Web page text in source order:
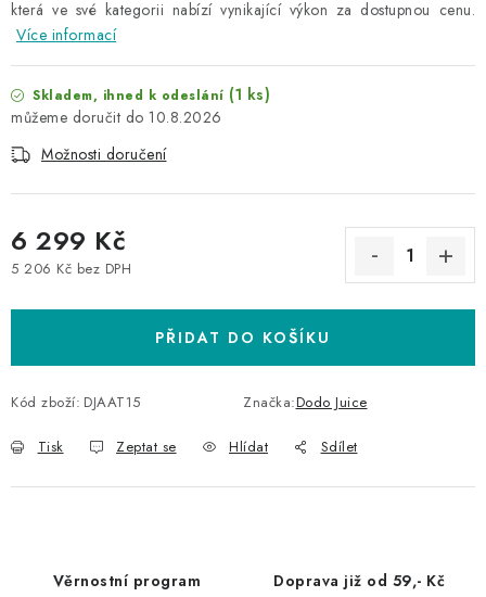
která ve své kategorii nabízí vynikající výkon za dostupnou cenu.
Více informací
Skladem, ihned k odeslání (1 ks)
10.8.2026
Možnosti doručení
6 299 Kč
5 206 Kč bez DPH
PŘIDAT DO KOŠÍKU
Kód zboží: DJAAT15 Značka:Dodo Juice
Tisk Zeptat se Hlídat Sdílet
Věrnostní program Doprava již od 59,- Kč